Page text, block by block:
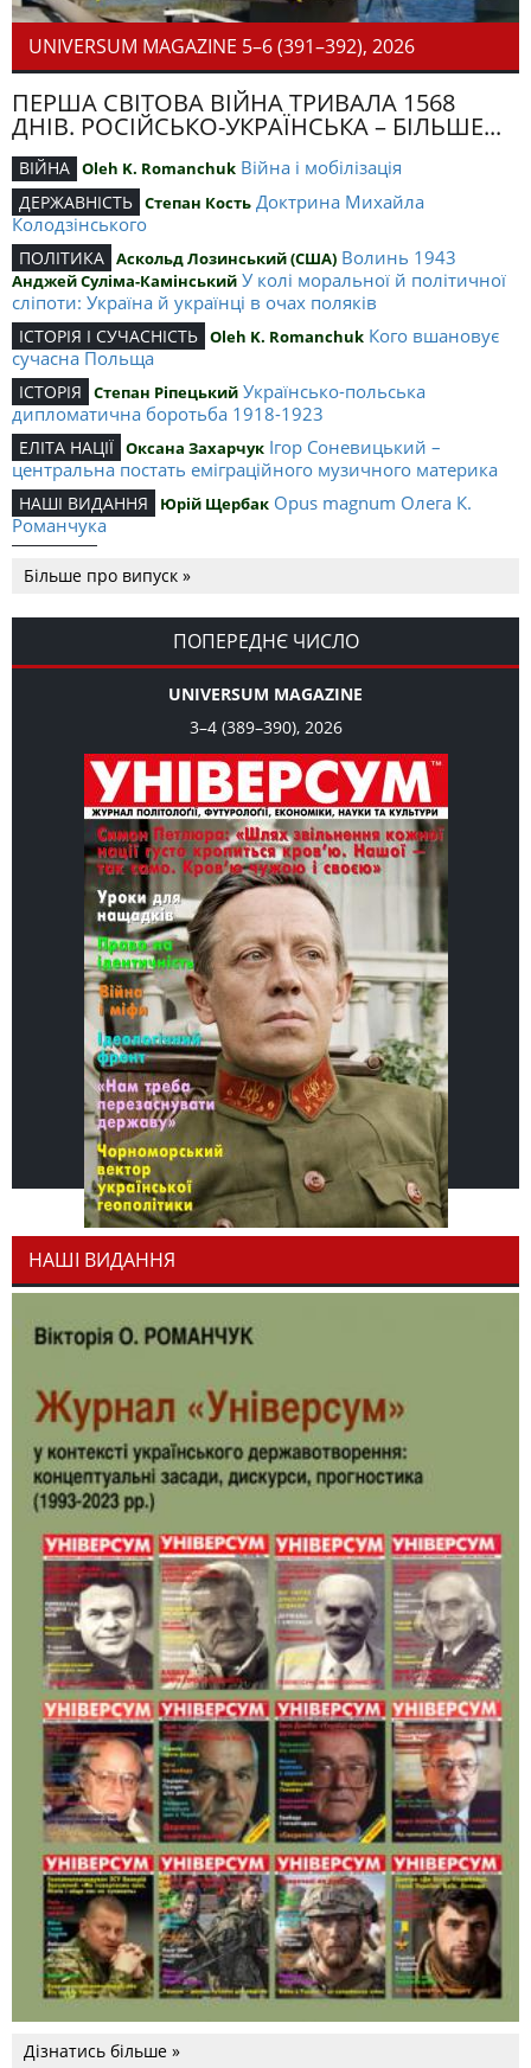
UNIVERSUM MAGAZINE 5–6 (391–392), 2026
ПЕРША СВІТОВА ВІЙНА ТРИВАЛА 1568
ДНІВ. РОСІЙСЬКО-УКРАЇНСЬКА – БІЛЬШЕ...
ВІЙНА Oleh K. Romanchuk Війна і мобілізація
ДЕРЖАВНІСТЬ Степан Кость Доктрина Михайла
Колодзінського
ПОЛІТИКА Аскольд Лозинський (США) Волинь 1943
Анджей Суліма-Камінський У колі моральної й політичної
сліпоти: Україна й українці в очах поляків
ІСТОРІЯ І СУЧАСНІСТЬ Oleh K. Romanchuk Кого вшановує
сучасна Польща
ІСТОРІЯ Степан Ріпецький Українсько-польська
дипломатична боротьба 1918-1923
ЕЛІТА НАЦІЇ Оксана Захарчук Ігор Соневицький –
центральна постать еміграційного музичного материка
НАШІ ВИДАННЯ Юрій Щербак Opus magnum Олега К.
Романчука
Романчука
Editorial Oleh K. Romanchuk Журавель і синиця як
уособлення української політстратегії й тактики
Більше про випуск »
ПОПЕРЕДНЄ ЧИСЛО
UNIVERSUM MAGAZINE
3–4 (389–390), 2026
НАШІ ВИДАННЯ
Дізнатись більше »